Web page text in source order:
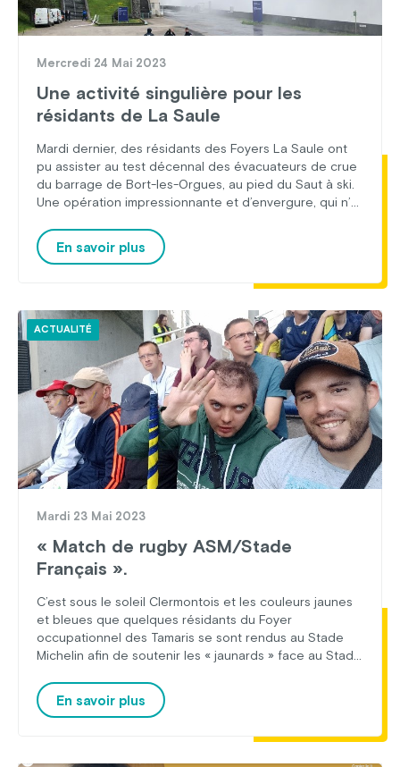
Mercredi 24 Mai 2023
Une activité singulière pour les
résidants de La Saule
Mardi dernier, des résidants des Foyers La Saule ont
pu assister au test décennal des évacuateurs de crue
du barrage de Bort-les-Orgues, au pied du Saut à ski.
Une opération impressionnante et d’envergure, qui n’a
imperméables indispensables pour profiter du
spectacle ! Une expérience singulière, appréciée […]
En savoir plus
ACTUALITÉ
Mardi 23 Mai 2023
« Match de rugby ASM/Stade
Français ».
C’est sous le soleil Clermontois et les couleurs jaunes
et bleues que quelques résidants du Foyer
occupationnel des Tamaris se sont rendus au Stade
Michelin afin de soutenir les « jaunards » face au Stade
victoire de l’ASM 32 à 16.
En savoir plus